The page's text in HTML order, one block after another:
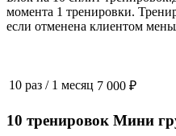
момента 1 тренировки.
если отменена клиентом
10 раз / 1 месяц 7 000 ₽
10 тренировок Мини